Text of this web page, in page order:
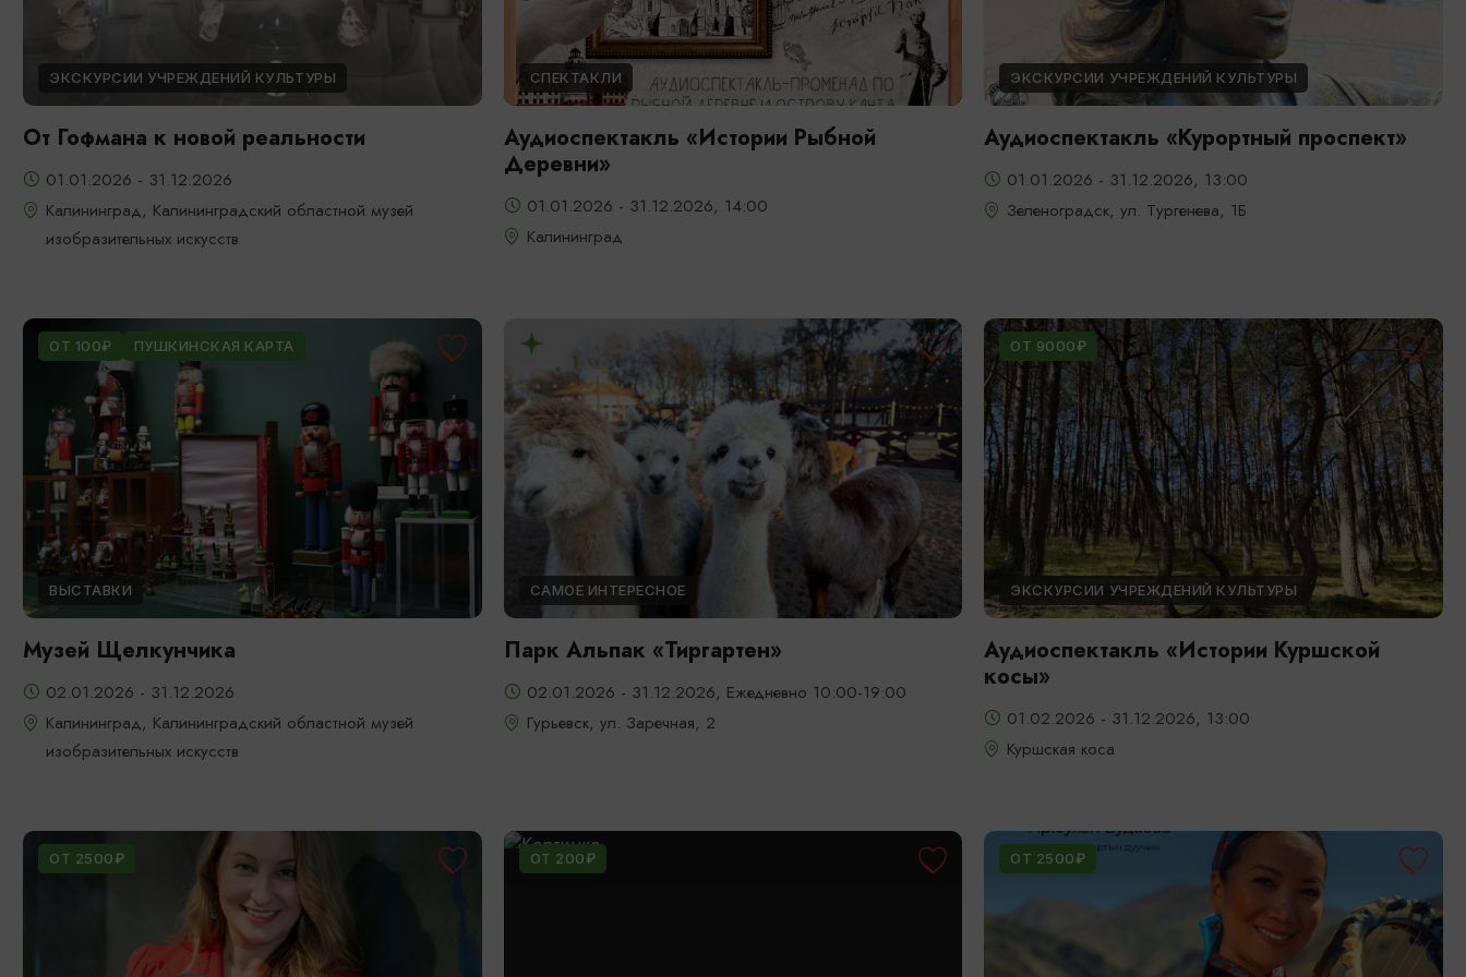
ЭКСКУРСИИ УЧРЕЖДЕНИЙ КУЛЬТУРЫ
От Гофмана к новой реальности
01.01.2026 - 31.12.2026
Калининград, Калининградский областной музей
изобразительных искусств
СПЕКТАКЛИ
Аудиоспектакль «Истории Рыбной
Деревни»
01.01.2026 - 31.12.2026, 14:00
Калининград
ЭКСКУРСИИ УЧРЕЖДЕНИЙ КУЛЬТУРЫ
Аудиоспектакль «Курортный проспект»
01.01.2026 - 31.12.2026, 13:00
Зеленоградск, ул. Тургенева, 1Б
ОТ 100₽ ПУШКИНСКАЯ КАРТА
ВЫСТАВКИ
Музей Щелкунчика
02.01.2026 - 31.12.2026
Калининград, Калининградский областной музей
изобразительных искусств
САМОЕ ИНТЕРЕСНОЕ
Парк Альпак «Тиргартен»
02.01.2026 - 31.12.2026, Ежедневно 10:00-19:00
Гурьевск, ул. Заречная, 2
ОТ 9000₽
ЭКСКУРСИИ УЧРЕЖДЕНИЙ КУЛЬТУРЫ
Аудиоспектакль «Истории Куршской
косы»
01.02.2026 - 31.12.2026, 13:00
Куршская коса
ОТ 2500₽ ОТ 200₽ ОТ 2500₽